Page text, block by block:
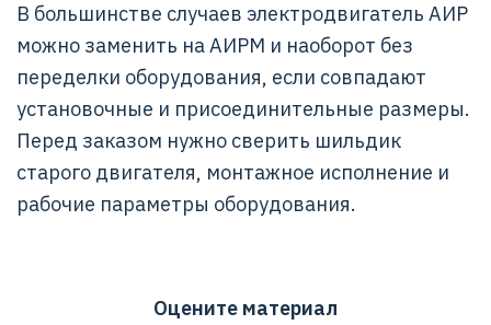
В большинстве случаев электродвигатель АИР
можно заменить на АИРМ и наоборот без
переделки оборудования, если совпадают
установочные и присоединительные размеры.
Перед заказом нужно сверить шильдик
старого двигателя, монтажное исполнение и
рабочие параметры оборудования.
Оцените материал